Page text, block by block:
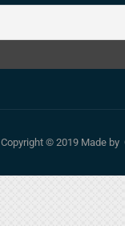
Copyright © 2019 Made by